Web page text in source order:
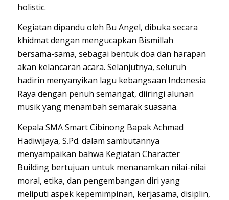
holistic.
Kegiatan dipandu oleh Bu Angel, dibuka secara
khidmat dengan mengucapkan Bismillah
bersama-sama, sebagai bentuk doa dan harapan
akan kelancaran acara. Selanjutnya, seluruh
hadirin menyanyikan lagu kebangsaan Indonesia
Raya dengan penuh semangat, diiringi alunan
musik yang menambah semarak suasana.
Kepala SMA Smart Cibinong Bapak Achmad
Hadiwijaya, S.Pd. dalam sambutannya
menyampaikan bahwa Kegiatan Character
Building bertujuan untuk menanamkan nilai-nilai
moral, etika, dan pengembangan diri yang
meliputi aspek kepemimpinan, kerjasama, disiplin,